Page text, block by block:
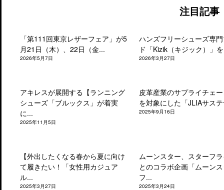
注目記事
「第111回東京レザーフェア」が5
月21日（木）、22日（金...
2026年5月7日
ハンズフリーシューズ専
ド「Kizik（キジック）」
2026年3月27日
アキレスが展開する【ランニング
シューズ「ブルックス」が着実
に...
2025年11月5日
皮革産業のサプライチェ
を対象にした「JLIAサス
2025年9月16日
【外出したくなる春から夏に向け
て履きたい！「女性用カジュア
ル...
2025年3月27日
ムーンスター、スターフ
とのコラボ企画「ムーン
フ...
2025年3月24日